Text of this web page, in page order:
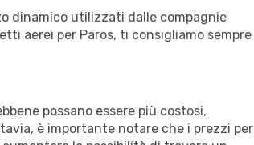
dinamico utilizzati dalle compagnie
aerei per Paros, ti consigliamo sempre
possano essere più costosi,
è importante notare che i prezzi per